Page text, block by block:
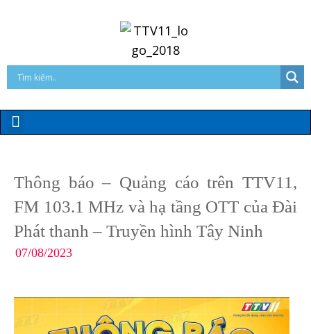
Thông báo – Quảng cáo trên TTV11,
FM 103.1 MHz và hạ tầng OTT của Đài
Phát thanh – Truyền hình Tây Ninh
07/08/2023